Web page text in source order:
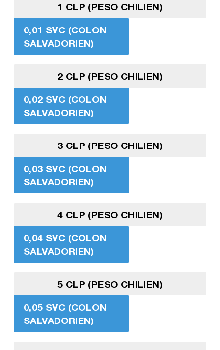
1 CLP (PESO CHILIEN)
0,01 SVC (COLON
SALVADORIEN)
2 CLP (PESO CHILIEN)
0,02 SVC (COLON
SALVADORIEN)
3 CLP (PESO CHILIEN)
0,03 SVC (COLON
SALVADORIEN)
4 CLP (PESO CHILIEN)
0,04 SVC (COLON
SALVADORIEN)
5 CLP (PESO CHILIEN)
0,05 SVC (COLON
SALVADORIEN)